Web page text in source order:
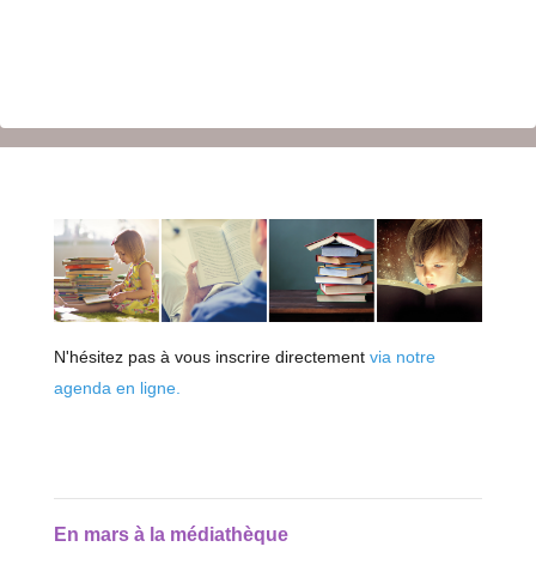
N'hésitez pas à vous inscrire directement via notre
agenda en ligne.
En mars à la médiathèque